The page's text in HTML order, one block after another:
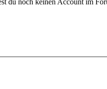
du noch keinen Account im